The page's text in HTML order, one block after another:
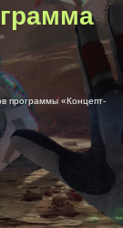
программы «Концепт-